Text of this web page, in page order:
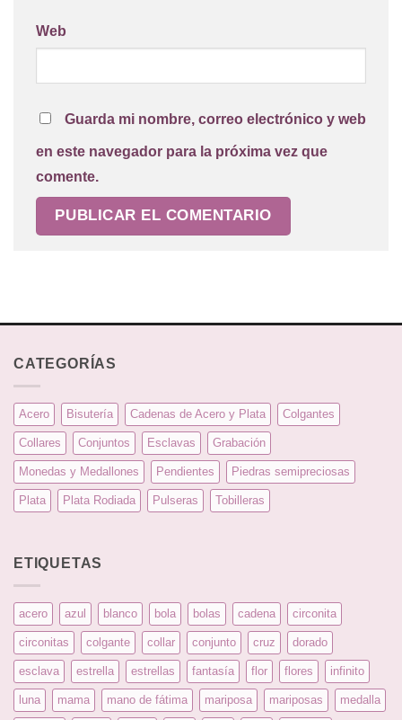
Web
Guarda mi nombre, correo electrónico y web
en este navegador para la próxima vez que
comente.
CATEGORÍAS
Acero Bisutería Cadenas de Acero y Plata Colgantes
Collares Conjuntos Esclavas Grabación
Monedas y Medallones Pendientes Piedras semipreciosas
Plata Plata Rodiada Pulseras Tobilleras
ETIQUETAS
acero azul blanco bola bolas cadena circonita
circonitas colgante collar conjunto cruz dorado
esclava estrella estrellas fantasía flor flores infinito
luna mama mano de fátima mariposa mariposas medalla